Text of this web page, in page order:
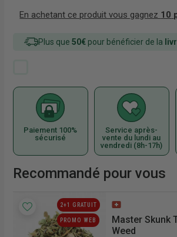
En achetant ce produit vous gagnez 10
Plus que 50€pour bénéficier de la
Paiement 100%
sécurisé
Service après-
vente du lundi au
vendredi (8h-17h)
Recommandé pour vous
2+1 GRATUIT
PROMO WEB
Master Skunk
Weed